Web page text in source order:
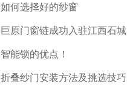
如何选择好的纱窗
巨原门窗链成功入驻江西石城
智能锁的优点！
折叠纱门安装方法及挑选技巧